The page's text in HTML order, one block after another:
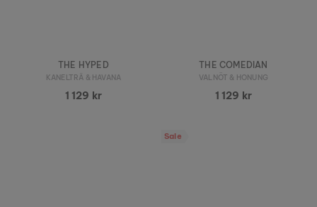
THE HYPED
KANELTRÄ & HAVANA
1 129 kr
THE COMEDIAN
VALNÖT & HONUNG
1 129 kr
Sale